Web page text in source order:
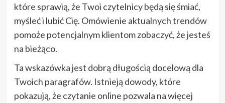
które sprawią, że Twoi czytelnicy będą się śmiać,
myśleć i lubić Cię. Omówienie aktualnych trendów
pomoże potencjalnym klientom zobaczyć, że jesteś
na bieżąco.
Ta wskazówka jest dobrą długością docelową dla
Twoich paragrafów. Istnieją dowody, które
pokazują, że czytanie online pozwala na więcej